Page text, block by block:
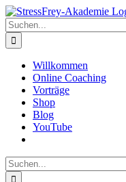
Zum
Inhalt
springen
Suche
nach:
Willkommen
Online Coaching
Vorträge
Shop
Blog
YouTube
Suche
nach: